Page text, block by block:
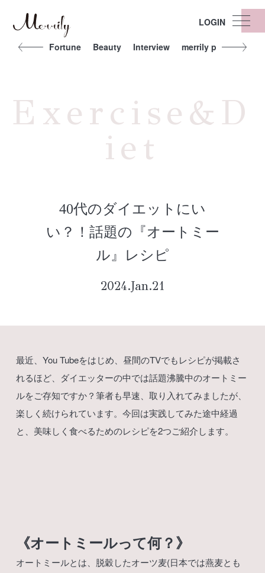
Other Fortune Beauty Interview merrily people
LOGIN
Exercise&D
iet
40代のダイエットにい
い？！話題の『オートミー
ル』レシピ
2024.Jan.21
最近、You Tubeをはじめ、昼間のTVでもレシピが掲載さ
れるほど、ダイエッターの中では話題沸騰中のオートミー
ルをご存知ですか？筆者も早速、取り入れてみましたが、
楽しく続けられています。今回は実践してみた途中経過
と、美味しく食べるためのレシピを2つご紹介します。
《オートミールって何？》
オートミールとは、脱穀したオーツ麦(日本では燕麦とも